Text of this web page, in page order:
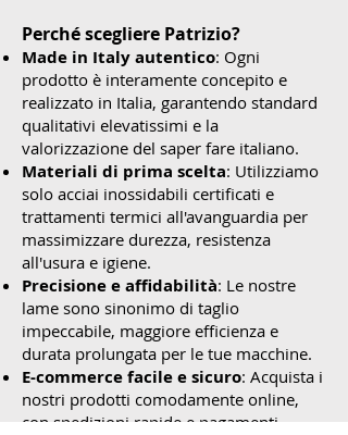
Perché scegliere Patrizio?
Made in Italy autentico: Ogni
prodotto è interamente concepito e
realizzato in Italia, garantendo standard
qualitativi elevatissimi e la
valorizzazione del saper fare italiano.
Materiali di prima scelta: Utilizziamo
solo acciai inossidabili certificati e
trattamenti termici all'avanguardia per
massimizzare durezza, resistenza
all'usura e igiene.
Precisione e affidabilità: Le nostre
lame sono sinonimo di taglio
impeccabile, maggiore efficienza e
durata prolungata per le tue macchine.
E-commerce facile e sicuro: Acquista i
nostri prodotti comodamente online,
con spedizioni rapide e pagamenti